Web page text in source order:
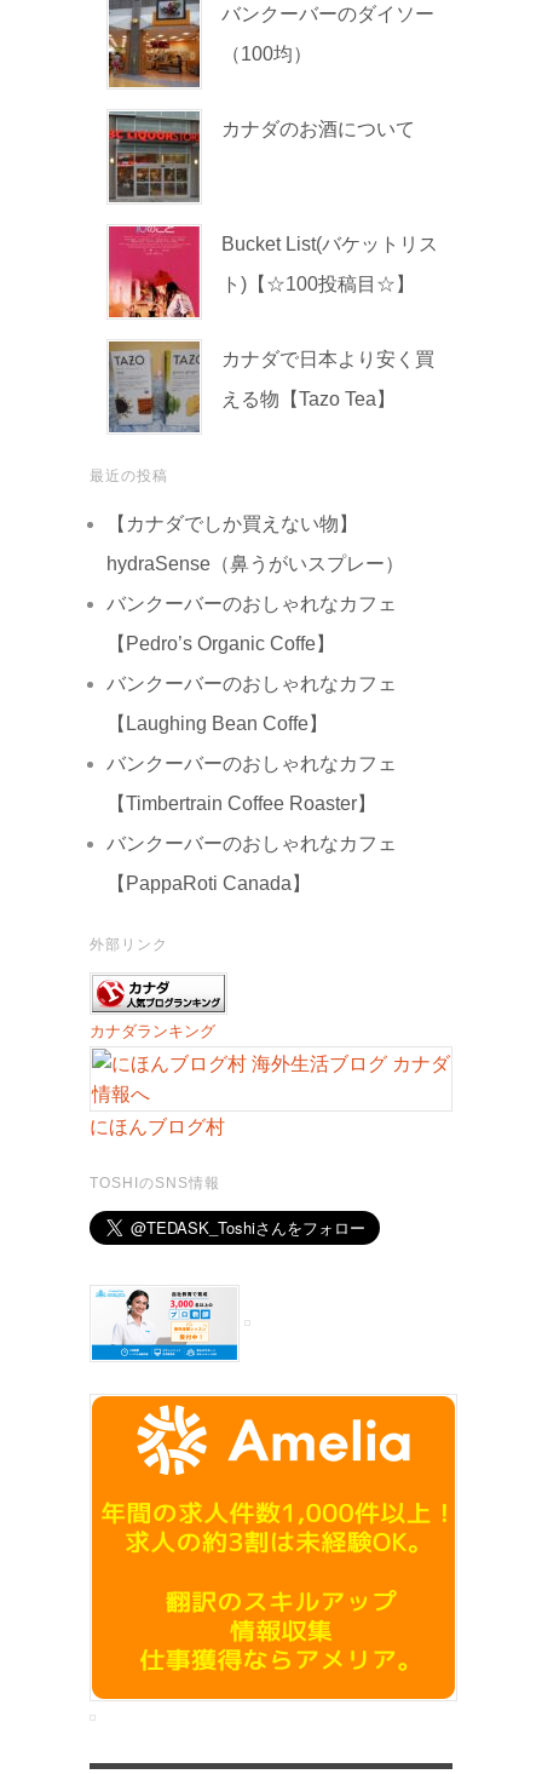
バンクーバーのダイソー
（100均）
カナダのお酒について
Bucket List(バケットリス
ト)【☆100投稿目☆】
カナダで日本より安く買
える物【Tazo Tea】
最近の投稿
【カナダでしか買えない物】
hydraSense（鼻うがいスプレー）
バンクーバーのおしゃれなカフェ
【Pedro’s Organic Coffe】
バンクーバーのおしゃれなカフェ
【Laughing Bean Coffe】
バンクーバーのおしゃれなカフェ
【Timbertrain Coffee Roaster】
バンクーバーのおしゃれなカフェ
【PappaRoti Canada】
外部リンク
カナダランキング
にほんブログ村
TOSHIのSNS情報